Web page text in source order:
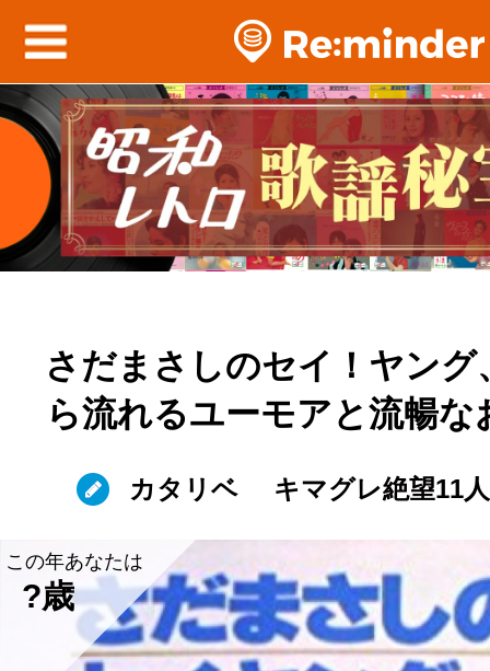
さだまさしのセイ！ヤング
ら流れるユーモアと流暢な
カタリベ キマグレ絶望11
この年あなたは
?歳